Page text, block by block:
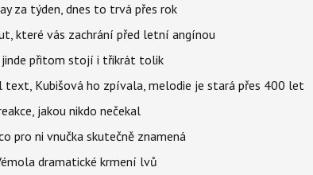
za týden, dnes to trvá přes rok
které vás zachrání před letní angínou
jinde přitom stojí i třikrát tolik
text, Kubišová ho zpívala, melodie je stará přes 400 let
jakou nikdo nečekal
pro ni vnučka skutečně znamená
dramatické krmení lvů